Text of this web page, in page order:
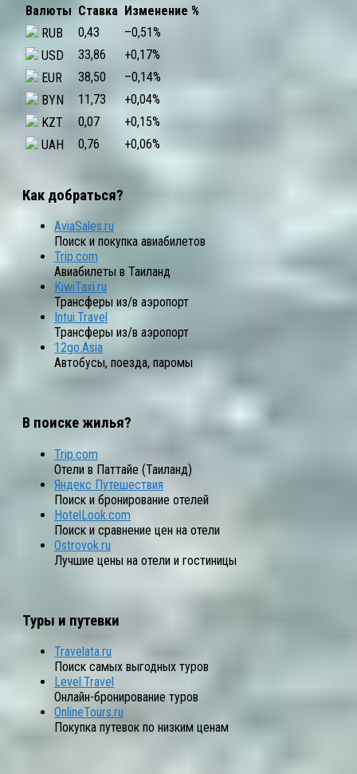
Валюты Ставка Изменение %
RUB
0,43 –0,51%
USD
33,86 +0,17%
EUR
38,50 –0,14%
BYN
11,73 +0,04%
KZT
0,07 +0,15%
UAH
0,76 +0,06%
Как добраться?
AviaSales.ru
Поиск и покупка авиабилетов
Trip.com
Авиабилеты в Таиланд
KiwiTaxi.ru
Трансферы из/в аэропорт
Intui.Travel
Трансферы из/в аэропорт
12go.Asia
Автобусы, поезда, паромы
В поиске жилья?
Trip.com
Отели в Паттайе (Таиланд)
Яндекс Путешествия
Поиск и бронирование отелей
HotelLook.com
Поиск и сравнение цен на отели
Ostrovok.ru
Лучшие цены на отели и гостиницы
Туры и путевки
Travelata.ru
Поиск самых выгодных туров
Level.Travel
Онлайн-бронирование туров
OnlineTours.ru
Покупка путевок по низким ценам